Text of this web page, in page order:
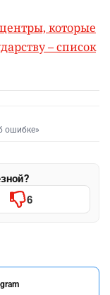
которые
– список
ошибке»
6